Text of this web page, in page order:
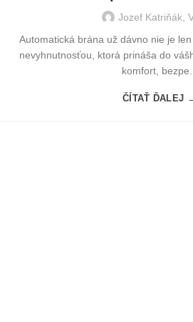
Jozef Katriňák,
Automatická brána už dávno nie je
nevyhnutnosťou, ktorá prináša do
komfort, bezpe...
ČÍTAŤ ĎALEJ